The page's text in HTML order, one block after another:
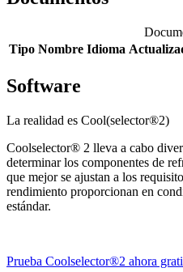
Tipo Nombre Idioma
Software
La realidad es Cool(selector®2)
Coolselector® 2 lleva a cabo
determinar los componentes de
que mejor se ajustan a los
rendimiento proporcionan en
estándar.
Prueba Coolselector®2 ahora